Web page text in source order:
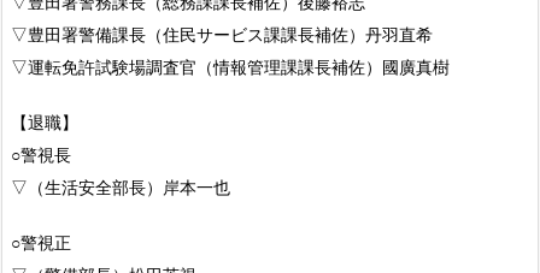
▽豊田署警備課長（住民サービス課課長補佐）丹羽直希
▽運転免許試験場調査官（情報管理課課長補佐）國廣真樹
【退職】
○警視長
▽（生活安全部長）岸本一也
○警視正